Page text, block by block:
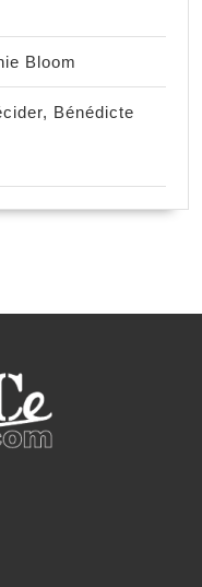
Bloom
Bénédicte